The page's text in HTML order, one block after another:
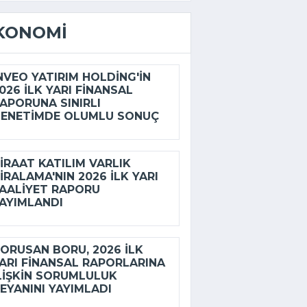
YATIRIM HOLDING'IN
ILK YARI FINANSAL
SINIRLI
OLUMLU SONUÇ
KATILIM VARLIK
2026 ILK YARI
RAPORU
BORU, 2026 ILK
FINANSAL RAPORLARINA
SORUMLULUK
YAYIMLADI